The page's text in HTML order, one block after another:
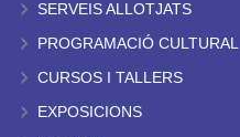
SERVEIS ALLOTJATS
PROGRAMACIÓ CULTURAL
CURSOS I TALLERS
EXPOSICIONS